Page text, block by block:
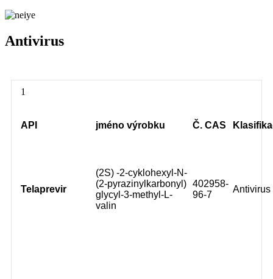
Antivirus
1
API jméno výrobku Č. CAS
Telaprevir
(2S) -2-cyklohexyl-N-
(2-pyrazinylkarbonyl)
glycyl-3-methyl-L-
valin
402958-
96-7
Antivirus